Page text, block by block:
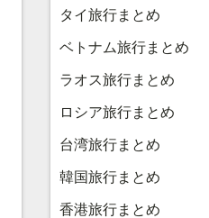
タイ旅行まとめ
ベトナム旅行まとめ
ラオス旅行まとめ
ロシア旅行まとめ
台湾旅行まとめ
韓国旅行まとめ
香港旅行まとめ